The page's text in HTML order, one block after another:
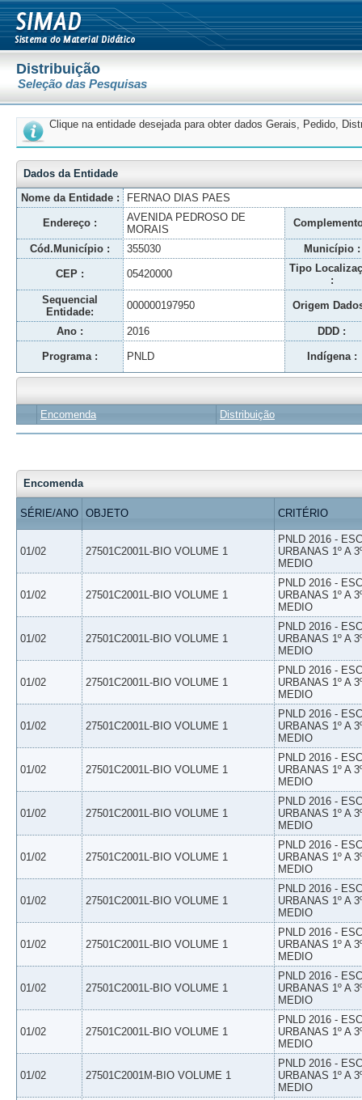
Distribuição
Seleção das Pesquisas
Clique na entidade desejada para obter dados Gerais, Pedido,
Dados da Entidade
Nome da Entidade :
FERNAO DIAS PAES
Endereço :
AVENIDA PEDROSO DE
MORAIS
Cód.Município : 355030 Município :
CEP : 05420000
Tipo
:
Sequencial
Entidade:
000000197950 Origem
Ano : 2016 DDD :
Programa : PNLD Indígena :
Encomenda Distribuição
Encomenda
SÉRIE/ANO OBJETO CRITÉRIO
01/02 27501C2001L-BIO VOLUME 1
PNLD 2016 -
URBANAS 1º A
MEDIO
01/02 27501C2001L-BIO VOLUME 1
PNLD 2016 -
URBANAS 1º A
MEDIO
01/02 27501C2001L-BIO VOLUME 1
PNLD 2016 -
URBANAS 1º A
MEDIO
01/02 27501C2001L-BIO VOLUME 1
PNLD 2016 -
URBANAS 1º A
MEDIO
01/02 27501C2001L-BIO VOLUME 1
PNLD 2016 -
URBANAS 1º A
MEDIO
01/02 27501C2001L-BIO VOLUME 1
PNLD 2016 -
URBANAS 1º A
MEDIO
01/02 27501C2001L-BIO VOLUME 1
PNLD 2016 -
URBANAS 1º A
MEDIO
01/02 27501C2001L-BIO VOLUME 1
PNLD 2016 -
URBANAS 1º A
MEDIO
01/02 27501C2001L-BIO VOLUME 1
PNLD 2016 -
URBANAS 1º A
MEDIO
01/02 27501C2001L-BIO VOLUME 1
PNLD 2016 -
URBANAS 1º A
MEDIO
01/02 27501C2001L-BIO VOLUME 1
PNLD 2016 -
URBANAS 1º A
MEDIO
01/02 27501C2001L-BIO VOLUME 1
PNLD 2016 -
URBANAS 1º A
MEDIO
01/02 27501C2001M-BIO VOLUME 1
PNLD 2016 -
URBANAS 1º A
MEDIO